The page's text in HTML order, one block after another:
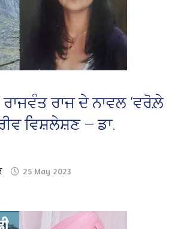
ਰਾਜ ਦੇ ਨਾਵਲ ‘ਵਰੋਲ਼ੇ
ਵਿਸ਼ਲੇਸ਼ਣ — ਡਾ.
25 May 2023